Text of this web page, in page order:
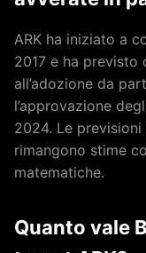
ARK ha iniziato a
2017 e ha previsto
all’adozione da
l’approvazione
2024. Le
rimangono stime
matematiche.
Quanto vale